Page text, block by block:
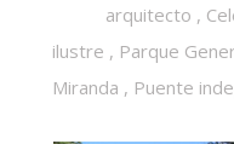
arquitecto ,
ilustre , Parque
Miranda , Puente